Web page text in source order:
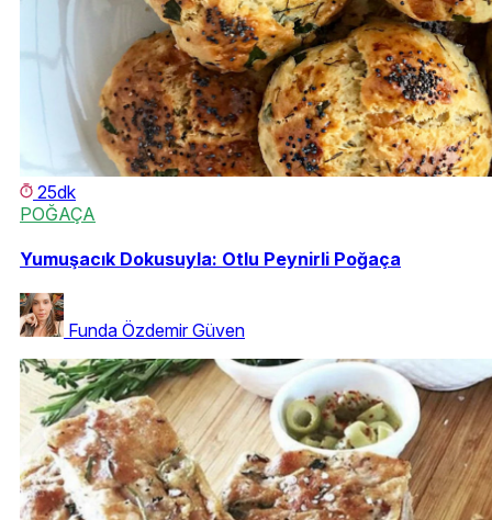
25dk
POĞAÇA
Yumuşacık Dokusuyla: Otlu Peynirli Poğaça
Funda Özdemir Güven